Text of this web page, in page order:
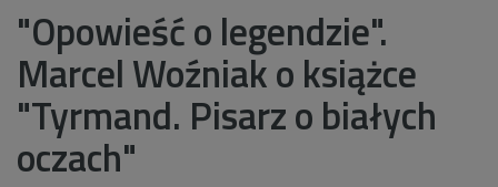
"Opowieść o legendzie".
Marcel Woźniak o książce
"Tyrmand. Pisarz o białych
oczach"